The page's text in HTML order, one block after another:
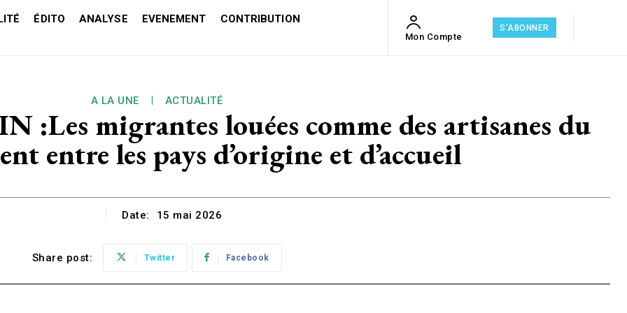
ÉDITO ANALYSE EVENEMENT
CONTRIBUTION
Mon Compte
S'ABONNER
A LA UNE ACTUALITÉ
migrantes louées comme des artisanes du
entre les pays d’origine et d’accueil
Date: 15 mai 2026
Share post: Twitter Facebook